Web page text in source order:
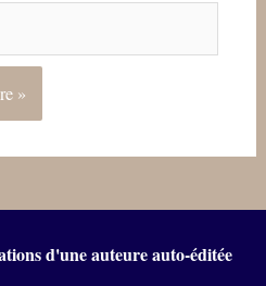
d'une auteure auto-éditée